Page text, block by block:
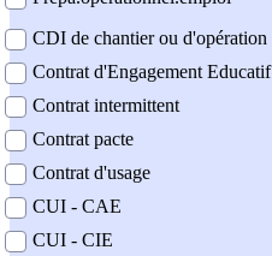
CDI de chantier ou d'opération
Contrat d'Engagement Educatif
Contrat intermittent
Contrat pacte
Contrat d'usage
CUI - CAE
CUI - CIE